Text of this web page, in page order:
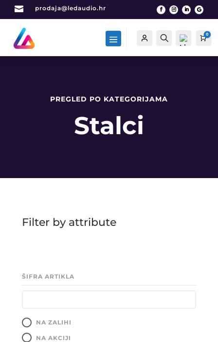
 prodaja@ledaudio.hr
Račun Traži 0
PREGLED PO KATEGORIJAMA
Stalci
Filter by attribute
ŠIFRA ARTIKLA
NA ZALIHI
NA AKCIJI